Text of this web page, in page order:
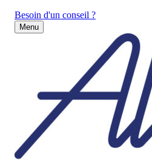
Besoin d'un conseil ?
Menu